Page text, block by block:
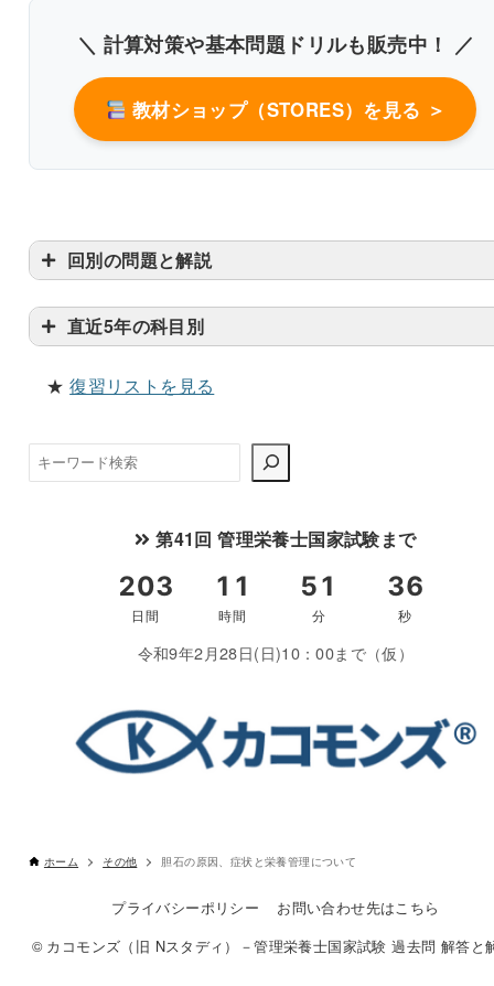
＼ 計算対策や基本問題ドリルも販売中！ ／
教材ショップ（STORES）を見る ＞
回別の問題と解説
直近5年の科目別
★復習リストを見る
検
索
第41回 管理栄養士国家試験まで
令和9年2月28日(日)10：00まで（仮）
ホーム その他 胆石の原因、症状と栄養管理について
プライバシーポリシー
お問い合わせ先はこちら
© カコモンズ（旧 Nスタディ）－管理栄養士国家試験 過去問 解答と